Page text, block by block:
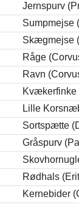
Jernspurv
Sumpmejse
Skægmejse
Råge
Ravn
Kvækerfinke
Lille
Sortspætte
Gråspurv
Rødhals
Kernebider